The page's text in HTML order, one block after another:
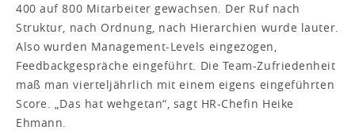
400 auf 800 Mitarbeiter gewachsen. Der Ruf nach
Struktur, nach Ordnung, nach Hierarchien wurde lauter.
Also wurden Management-Levels eingezogen,
Feedbackgespräche eingeführt. Die Team-Zufriedenheit
maß man vierteljährlich mit einem eigens eingeführten
Score. „Das hat wehgetan“, sagt HR-Chefin Heike
Ehmann.